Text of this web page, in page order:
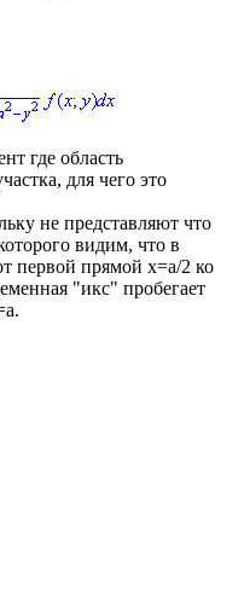
где область
для чего это
не представляют что
видим, что в
первой прямой x=a/2 ко
"икс" пробегает
.